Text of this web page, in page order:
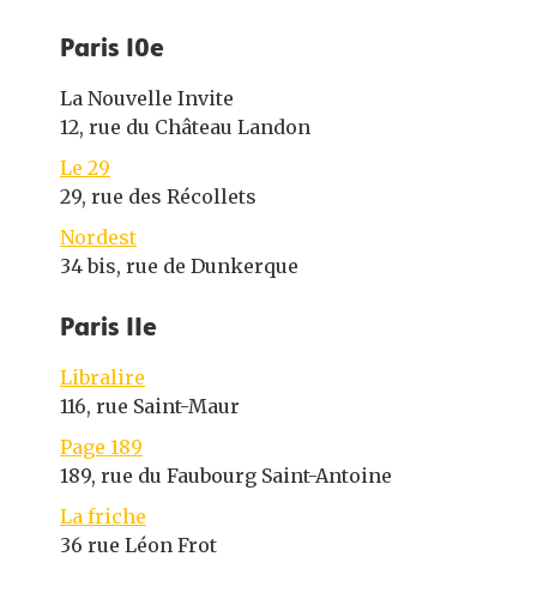
Paris 10e
La Nouvelle Invite
12, rue du Château Landon
Le 29
29, rue des Récollets
Nordest
34 bis, rue de Dunkerque
Paris 11e
Libralire
116, rue Saint-Maur
Page 189
189, rue du Faubourg Saint-Antoine
La friche
36 rue Léon Frot